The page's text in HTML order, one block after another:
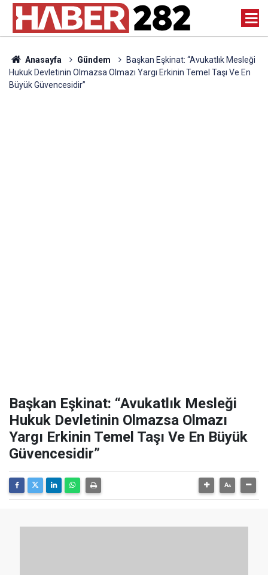
Anasayfa Gündem
Başkan Eşkinat: “Avukatlık Mesleği
Hukuk Devletinin Olmazsa Olmazı Yargı Erkinin Temel Taşı Ve En
Büyük Güvencesidir”
Başkan Eşkinat: “Avukatlık Mesleği
Hukuk Devletinin Olmazsa Olmazı
Yargı Erkinin Temel Taşı Ve En Büyük
Güvencesidir”